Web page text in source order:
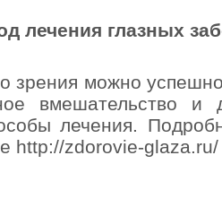
лечения глазных
зрения можно
вмешательство и
лечения.
http://zdorovie-glaza.ru/